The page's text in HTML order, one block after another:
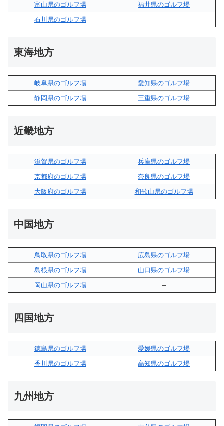
富山県のゴルフ場
福井県のゴルフ場
石川県のゴルフ場
–
東海地方
岐阜県のゴルフ場
愛知県のゴルフ場
静岡県のゴルフ場
三重県のゴルフ場
近畿地方
滋賀県のゴルフ場
兵庫県のゴルフ場
京都府のゴルフ場
奈良県のゴルフ場
大阪府のゴルフ場
和歌山県のゴルフ場
中国地方
鳥取県のゴルフ場
広島県のゴルフ場
島根県のゴルフ場
山口県のゴルフ場
岡山県のゴルフ場
–
四国地方
徳島県のゴルフ場
愛媛県のゴルフ場
香川県のゴルフ場
高知県のゴルフ場
九州地方